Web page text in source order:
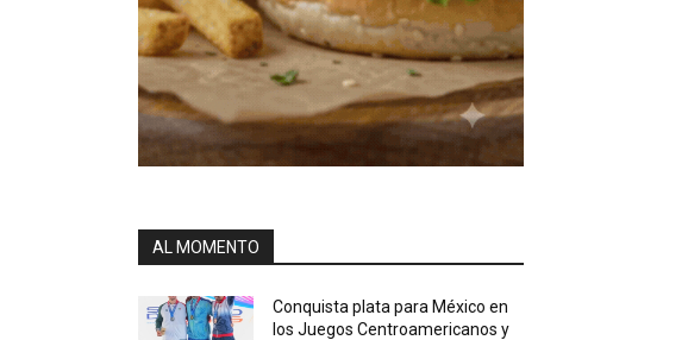
AL MOMENTO
Conquista plata para México en
los Juegos Centroamericanos y